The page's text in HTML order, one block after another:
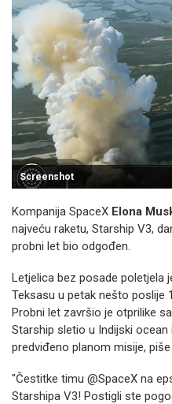
Screenshot
Kompanija SpaceX Elona
najveću raketu, Starship V3,
probni let bio odgođen.
Letjelica bez posade poletjela
Teksasu u petak nešto poslije
Probni let završio je otprilike
Starship sletio u Indijski
predviđeno planom misije, piše
"Čestitke timu @SpaceX na
Starshipa V3! Postigli ste